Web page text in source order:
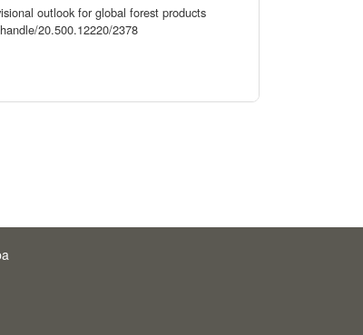
outlook for global forest products
20.500.12220/2378